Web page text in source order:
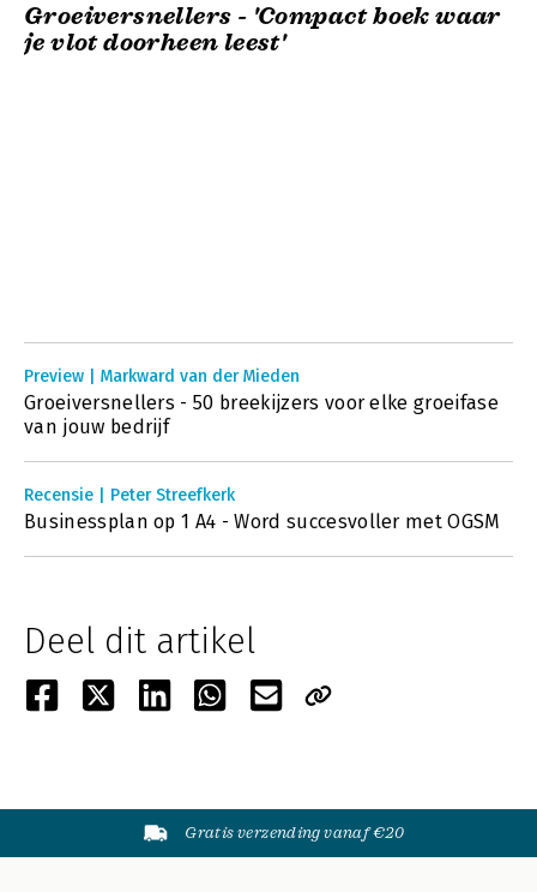
Groeiversnellers - 'Compact boek waar
je vlot doorheen leest'
Preview | Markward van der Mieden
Groeiversnellers - 50 breekijzers voor elke groeifase
van jouw bedrijf
Recensie | Peter Streefkerk
Businessplan op 1 A4 - Word succesvoller met OGSM
Deel dit artikel
Gratis verzending vanaf €20